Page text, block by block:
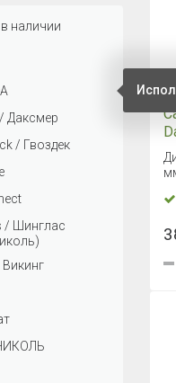
наличии
Даксмер
/ Гвоздек
/ Шинглас
Викинг